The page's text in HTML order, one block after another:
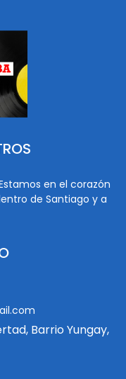
en el corazón
de Santiago y a
Barrio Yungay,